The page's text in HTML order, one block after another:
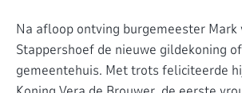
Na afloop ontving burgemeester Mark
Stappershoef de nieuwe gildekoning
gemeentehuis. Met trots feliciteerde